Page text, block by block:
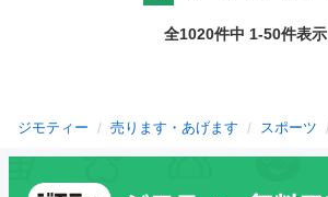
全1020件中 1-50件表示
ジモティー 売ります・あげます スポーツ